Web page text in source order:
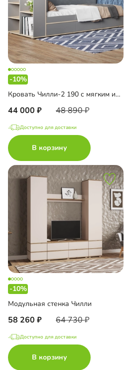
-10%
Кровать Чилли-2 190 с мягким изголовьем
44 000 48 890
Доступно для доставки
В корзину
-10%
Модульная стенка Чилли
58 260 64 730
Доступно для доставки
В корзину